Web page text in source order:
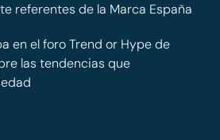
referentes de la Marca España
en el foro Trend or Hype de
las tendencias que